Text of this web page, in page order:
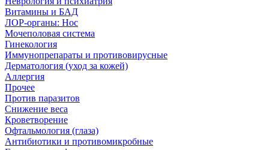
Витамины и БАД
ЛОР-органы: Нос
Мочеполовая система
Гинекология
Иммунопрепараты и противовирусные
Дерматология (уход за кожей)
Аллергия
Прочее
Против паразитов
Снижение веса
Кроветворение
Офтальмология (глаза)
Антибиотики и противомикробные